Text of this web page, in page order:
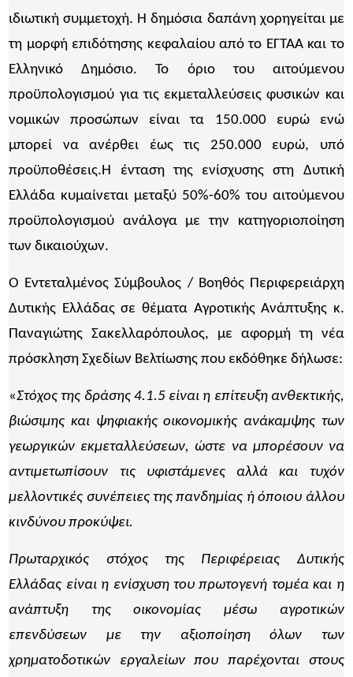
ιδιωτική συμμετοχή. Η δημόσια δαπάνη χορηγείται με
τη μορφή επιδότησης κεφαλαίου από το ΕΓΤΑΑ και το
Ελληνικό Δημόσιο. Το όριο του αιτούμενου
προϋπολογισμού για τις εκμεταλλεύσεις φυσικών και
νομικών προσώπων είναι τα 150.000 ευρώ ενώ
μπορεί να ανέρθει έως τις 250.000 ευρώ, υπό
προϋποθέσεις.Η ένταση της ενίσχυσης στη Δυτική
Ελλάδα κυμαίνεται μεταξύ 50%-60% του αιτούμενου
προϋπολογισμού ανάλογα με την κατηγοριοποίηση
των δικαιούχων.
Ο Εντεταλμένος Σύμβουλος / Βοηθός Περιφερειάρχη
Δυτικής Ελλάδας σε θέματα Αγροτικής Ανάπτυξης κ.
Παναγιώτης Σακελλαρόπουλος, με αφορμή τη νέα
πρόσκληση Σχεδίων Βελτίωσης που εκδόθηκε δήλωσε:
«Στόχος της δράσης 4.1.5 είναι η επίτευξη ανθεκτικής,
βιώσιμης και ψηφιακής οικονομικής ανάκαμψης των
γεωργικών εκμεταλλεύσεων, ώστε να μπορέσουν να
αντιμετωπίσουν τις υφιστάμενες αλλά και τυχόν
μελλοντικές συνέπειες της πανδημίας ή όποιου άλλου
κινδύνου προκύψει.
Πρωταρχικός στόχος της Περιφέρειας Δυτικής
Ελλάδας είναι η ενίσχυση του πρωτογενή τομέα και η
ανάπτυξη της οικονομίας μέσω αγροτικών
επενδύσεων με την αξιοποίηση όλων των
χρηματοδοτικών εργαλείων που παρέχονται στους